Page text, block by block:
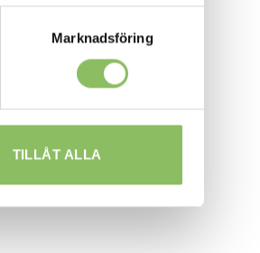
Marknadsföring
TILLÅT ALLA